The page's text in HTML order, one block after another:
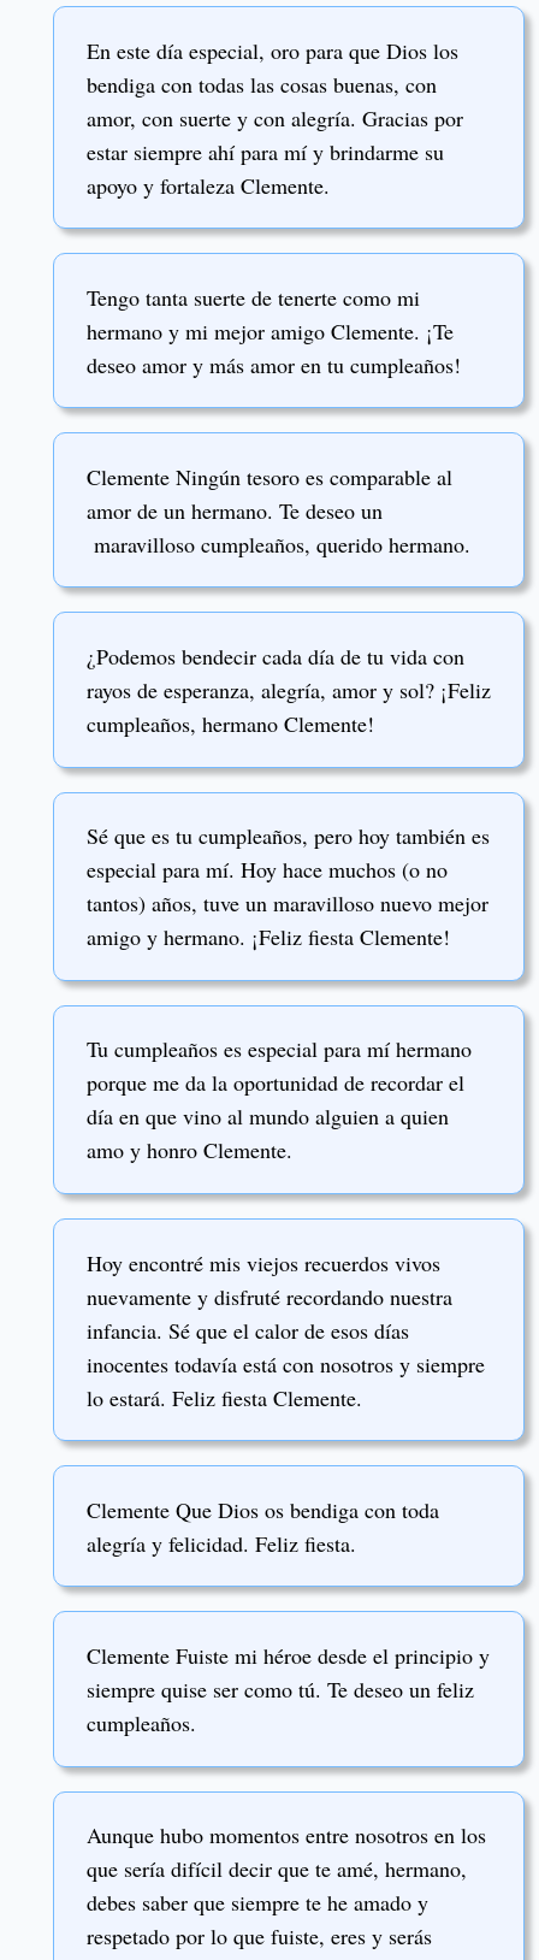
En este día especial, oro para que Dios los
bendiga con todas las cosas buenas, con
amor, con suerte y con alegría. Gracias por
estar siempre ahí para mí y brindarme su
apoyo y fortaleza Clemente.
Tengo tanta suerte de tenerte como mi
hermano y mi mejor amigo Clemente. ¡Te
deseo amor y más amor en tu cumpleaños!
Clemente Ningún tesoro es comparable al
amor de un hermano. Te deseo un
maravilloso cumpleaños, querido hermano.
¿Podemos bendecir cada día de tu vida con
rayos de esperanza, alegría, amor y sol? ¡Feliz
cumpleaños, hermano Clemente!
Sé que es tu cumpleaños, pero hoy también es
especial para mí. Hoy hace muchos (o no
tantos) años, tuve un maravilloso nuevo mejor
amigo y hermano. ¡Feliz fiesta Clemente!
Tu cumpleaños es especial para mí hermano
porque me da la oportunidad de recordar el
día en que vino al mundo alguien a quien
amo y honro Clemente.
Hoy encontré mis viejos recuerdos vivos
nuevamente y disfruté recordando nuestra
infancia. Sé que el calor de esos días
inocentes todavía está con nosotros y siempre
lo estará. Feliz fiesta Clemente.
Clemente Que Dios os bendiga con toda
alegría y felicidad. Feliz fiesta.
Clemente Fuiste mi héroe desde el principio y
siempre quise ser como tú. Te deseo un feliz
cumpleaños.
Aunque hubo momentos entre nosotros en los
que sería difícil decir que te amé, hermano,
debes saber que siempre te he amado y
respetado por lo que fuiste, eres y serás